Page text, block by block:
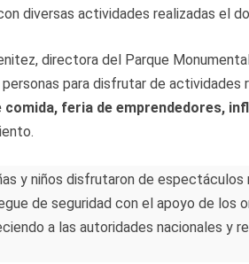
diversas actividades realizadas el
directora del Parque
personas para disfrutar de
comida, feria de emprendedores,
y niños disfrutaron de
de seguridad con el apoyo de los
a las autoridades nacionales y